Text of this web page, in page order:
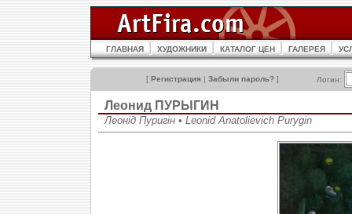
ГЛАВНАЯ ХУДОЖНИКИ КАТАЛОГ ЦЕН ГАЛЕРЕЯ
[ Регистрация | Забыли пароль? ] Логин:
Леонид ПУРЫГИН
Леонід Пуригін • Leonid Anatolievich Purygin